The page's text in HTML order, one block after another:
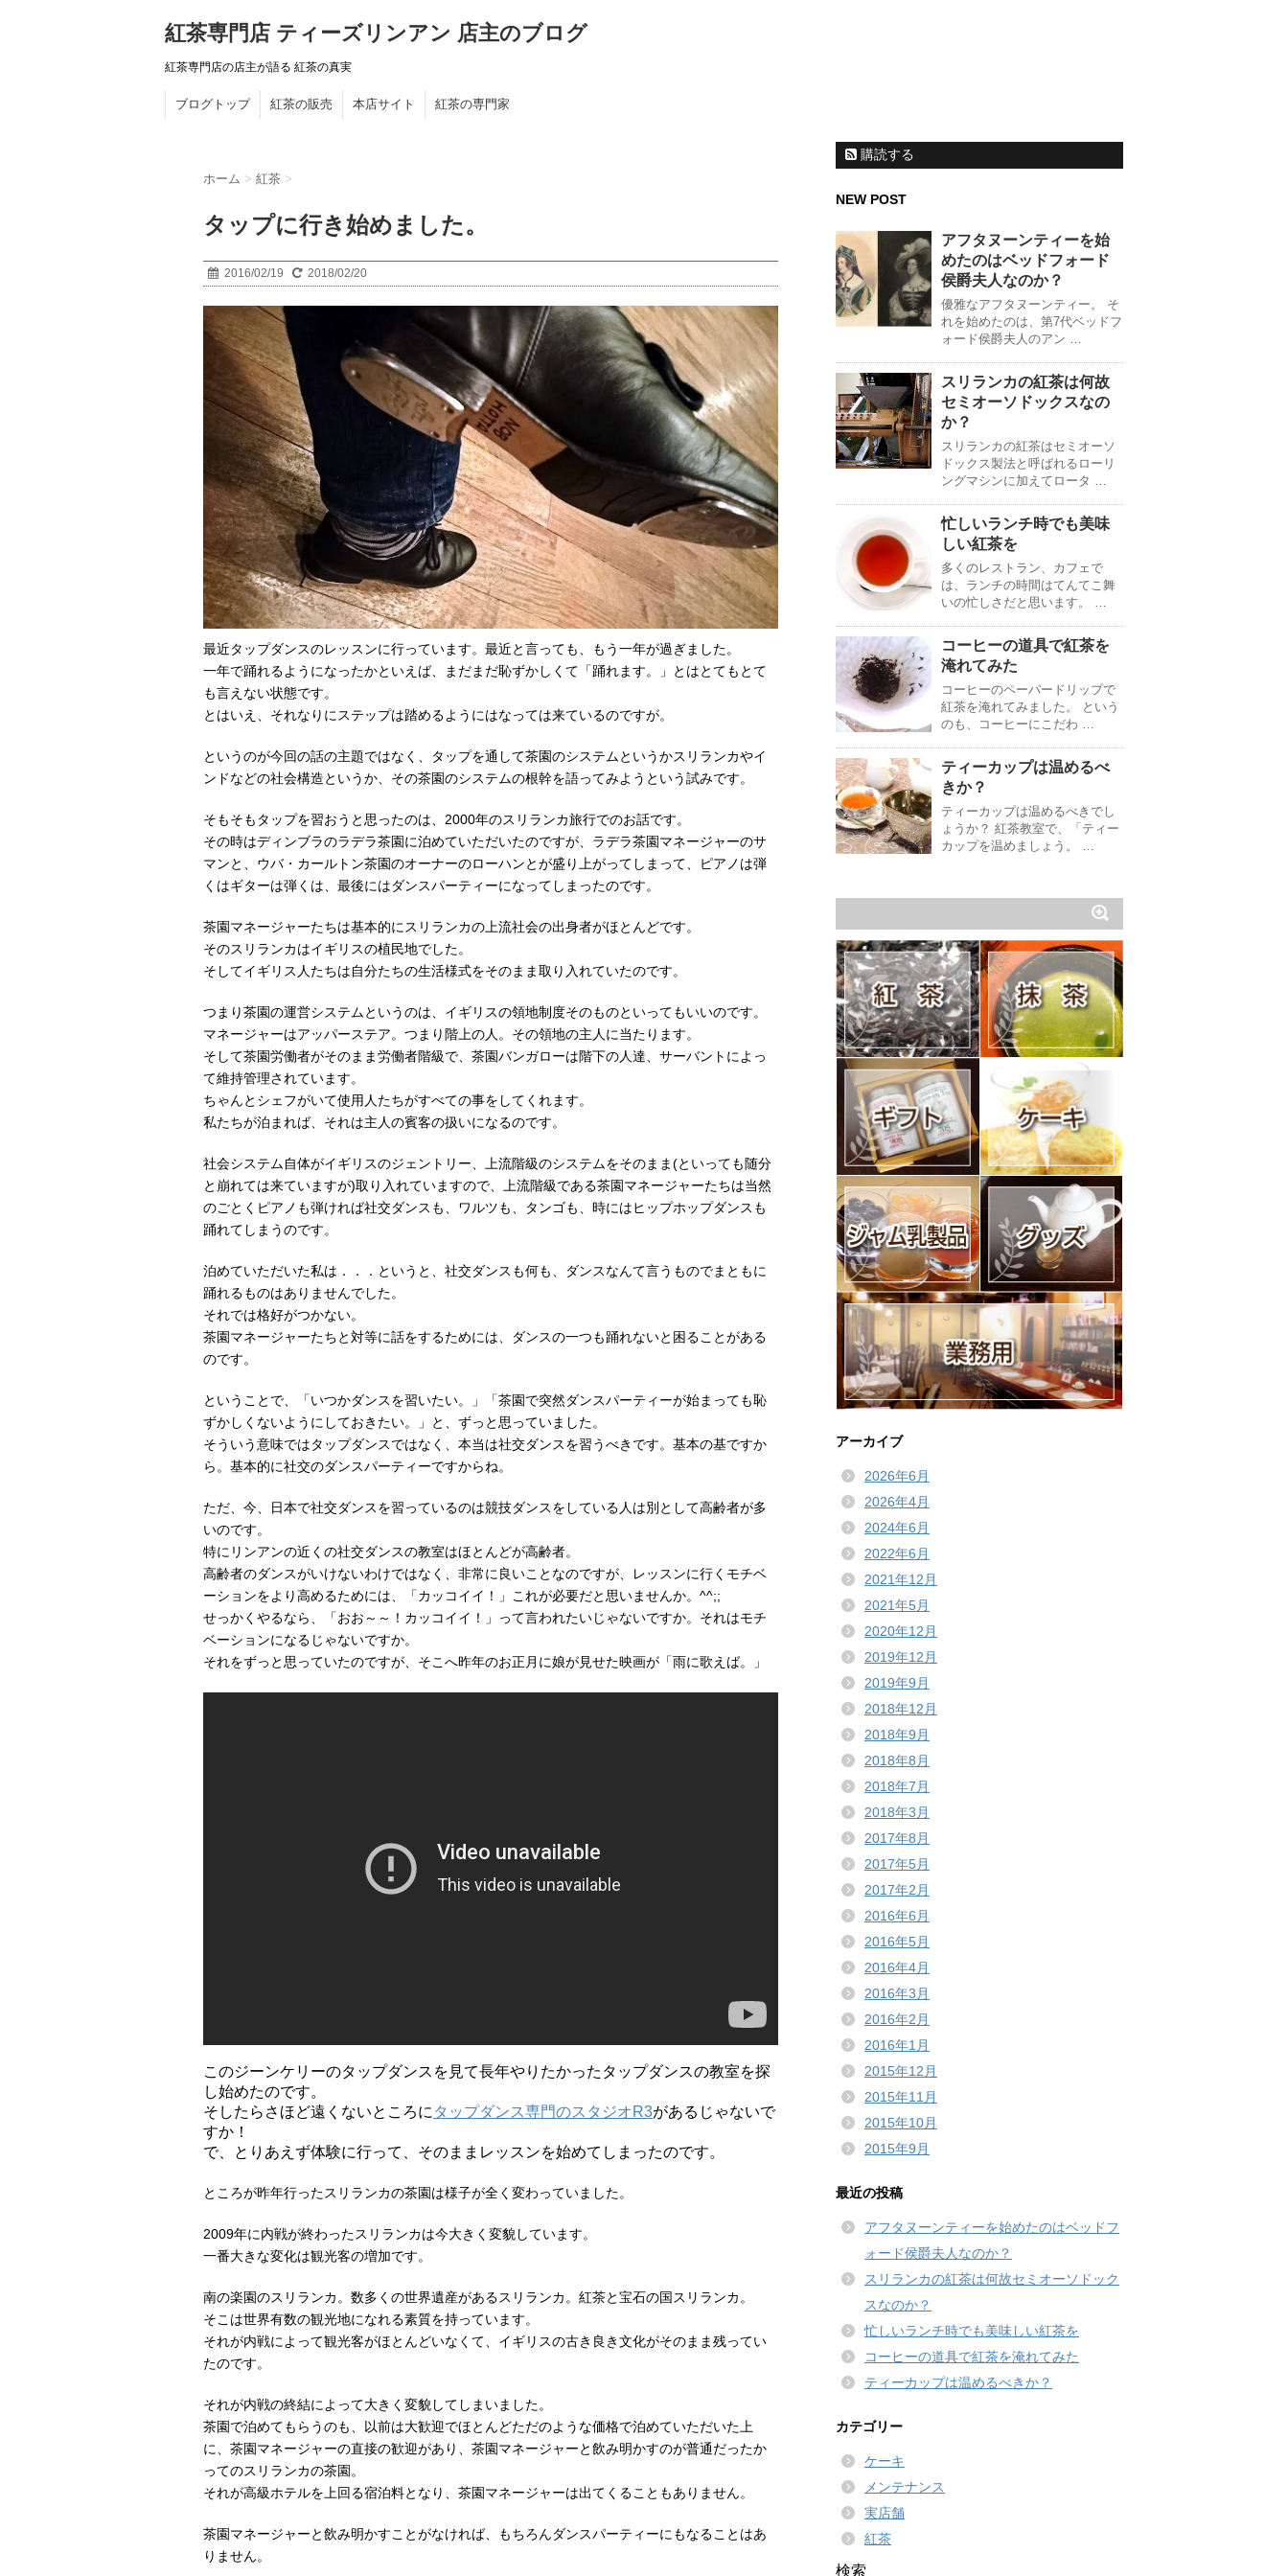
紅茶専門店 ティーズリンアン 店主のブログ
紅茶専門店の店主が語る 紅茶の真実
ブログトップ 紅茶の販売 本店サイト 紅茶の専門家
ホーム > 紅茶 >
タップに行き始めました。
2016/02/19 2018/02/20
最近タップダンスのレッスンに行っています。最近と言っても、もう一年が過ぎました。
一年で踊れるようになったかといえば、まだまだ恥ずかしくて「踊れます。」とはとてもとて
も言えない状態です。
とはいえ、それなりにステップは踏めるようにはなっては来ているのですが。
というのが今回の話の主題ではなく、タップを通して茶園のシステムというかスリランカやイ
ンドなどの社会構造というか、その茶園のシステムの根幹を語ってみようという試みです。
そもそもタップを習おうと思ったのは、2000年のスリランカ旅行でのお話です。
その時はディンブラのラデラ茶園に泊めていただいたのですが、ラデラ茶園マネージャーのサ
マンと、ウバ・カールトン茶園のオーナーのローハンとが盛り上がってしまって、ピアノは弾
くはギターは弾くは、最後にはダンスパーティーになってしまったのです。
茶園マネージャーたちは基本的にスリランカの上流社会の出身者がほとんどです。
そのスリランカはイギリスの植民地でした。
そしてイギリス人たちは自分たちの生活様式をそのまま取り入れていたのです。
つまり茶園の運営システムというのは、イギリスの領地制度そのものといってもいいのです。
マネージャーはアッパーステア。つまり階上の人。その領地の主人に当たります。
そして茶園労働者がそのまま労働者階級で、茶園バンガローは階下の人達、サーバントによっ
て維持管理されています。
ちゃんとシェフがいて使用人たちがすべての事をしてくれます。
私たちが泊まれば、それは主人の賓客の扱いになるのです。
社会システム自体がイギリスのジェントリー、上流階級のシステムをそのまま(といっても随分
と崩れては来ていますが)取り入れていますので、上流階級である茶園マネージャーたちは当然
のごとくピアノも弾ければ社交ダンスも、ワルツも、タンゴも、時にはヒップホップダンスも
踊れてしまうのです。
泊めていただいた私は．．．というと、社交ダンスも何も、ダンスなんて言うものでまともに
踊れるものはありませんでした。
それでは格好がつかない。
茶園マネージャーたちと対等に話をするためには、ダンスの一つも踊れないと困ることがある
のです。
ということで、「いつかダンスを習いたい。」「茶園で突然ダンスパーティーが始まっても恥
ずかしくないようにしておきたい。」と、ずっと思っていました。
そういう意味ではタップダンスではなく、本当は社交ダンスを習うべきです。基本の基ですか
ら。基本的に社交のダンスパーティーですからね。
ただ、今、日本で社交ダンスを習っているのは競技ダンスをしている人は別として高齢者が多
いのです。
特にリンアンの近くの社交ダンスの教室はほとんどが高齢者。
高齢者のダンスがいけないわけではなく、非常に良いことなのですが、レッスンに行くモチベ
ーションをより高めるためには、「カッコイイ！」これが必要だと思いませんか。^^;;
せっかくやるなら、「おお～～！カッコイイ！」って言われたいじゃないですか。それはモチ
ベーションになるじゃないですか。
それをずっと思っていたのですが、そこへ昨年のお正月に娘が見せた映画が「雨に歌えば。」
このジーンケリーのタップダンスを見て長年やりたかったタップダンスの教室を探
し始めたのです。
そしたらさほど遠くないところに タップダンス専門のスタジオR3があるじゃないで
すか！
で、とりあえず体験に行って、そのままレッスンを始めてしまったのです。
ところが昨年行ったスリランカの茶園は様子が全く変わっていました。
2009年に内戦が終わったスリランカは今大きく変貌しています。
一番大きな変化は観光客の増加です。
南の楽園のスリランカ。数多くの世界遺産があるスリランカ。紅茶と宝石の国スリランカ。
そこは世界有数の観光地になれる素質を持っています。
それが内戦によって観光客がほとんどいなくて、イギリスの古き良き文化がそのまま残ってい
たのです。
それが内戦の終結によって大きく変貌してしまいました。
茶園で泊めてもらうのも、以前は大歓迎でほとんどただのような価格で泊めていただいた上
に、茶園マネージャーの直接の歓迎があり、茶園マネージャーと飲み明かすのが普通だったか
ってのスリランカの茶園。
それが高級ホテルを上回る宿泊料となり、茶園マネージャーは出てくることもありません。
茶園マネージャーと飲み明かすことがなければ、もちろんダンスパーティーにもなることはあ
りません。
購読する
NEW POST
アフタヌーンティーを始
めたのはベッドフォード
侯爵夫人なのか？
優雅なアフタヌーンティー。 そ
れを始めたのは、第7代ベッドフ
ォード侯爵夫人のアン …
スリランカの紅茶は何故
セミオーソドックスなの
か？
スリランカの紅茶はセミオーソ
ドックス製法と呼ばれるローリ
ングマシンに加えてロータ …
忙しいランチ時でも美味
しい紅茶を
多くのレストラン、カフェで
は、ランチの時間はてんてこ舞
いの忙しさだと思います。 …
コーヒーの道具で紅茶を
淹れてみた
コーヒーのペーパードリップで
紅茶を淹れてみました。 という
のも、コーヒーにこだわ …
ティーカップは温めるべ
きか？
ティーカップは温めるべきでし
ょうか？ 紅茶教室で、「ティー
カップを温めましょう。 …
アーカイブ
2026年6月
2026年4月
2024年6月
2022年6月
2021年12月
2021年5月
2020年12月
2019年12月
2019年9月
2018年12月
2018年9月
2018年8月
2018年7月
2018年3月
2017年8月
2017年5月
2017年2月
2016年6月
2016年5月
2016年4月
2016年3月
2016年2月
2016年1月
2015年12月
2015年11月
2015年10月
2015年9月
最近の投稿
アフタヌーンティーを始めたのはベッドフ
ォード侯爵夫人なのか？
スリランカの紅茶は何故セミオーソドック
スなのか？
忙しいランチ時でも美味しい紅茶を
コーヒーの道具で紅茶を淹れてみた
ティーカップは温めるべきか？
カテゴリー
ケーキ
メンテナンス
実店舗
紅茶
検索